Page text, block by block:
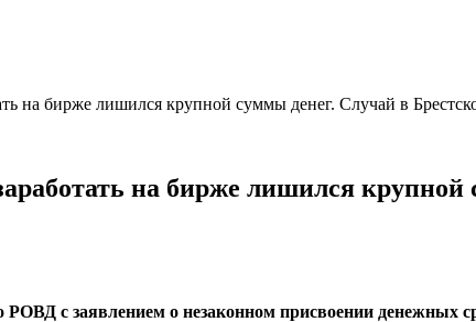
на бирже лишился крупной суммы денег. Случай в
на бирже лишился крупной
с заявлением о незаконном присвоении денежных